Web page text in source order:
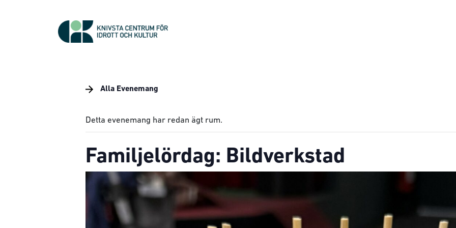
Alla Evenemang
Detta evenemang har redan ägt rum.
Familjelördag: Bildverkstad